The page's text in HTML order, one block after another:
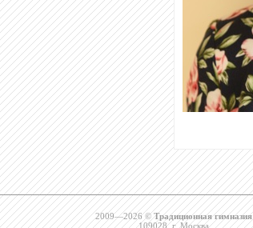
2009—2026 ©Традиционная гимназия
109028, г. Москва